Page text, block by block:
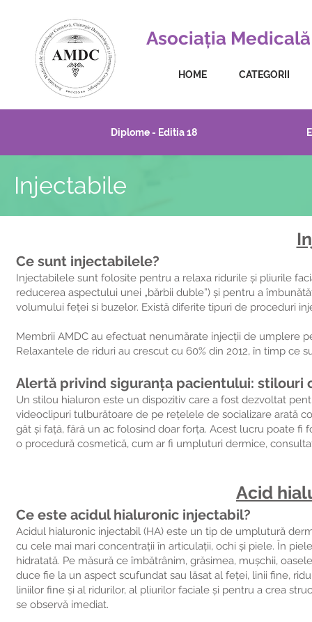
Asociația
HOME CATEGORII
Diplome - Editia 18
Injectabile
Ce sunt injectabilele?
Injectabilele sunt folosite pentru a relaxa ridurile și pliurile
reducerea aspectului unei „bărbii duble”) și pentru a
volumului feței si buzelor. Există diferite tipuri de proceduri
Membrii AMDC au efectuat nenumărate injecții de umplere
Relaxantele de riduri au crescut cu 60% din 2012, în timp ce
Alertă privind siguranța pacientului: stilouri
Un stilou hialuron este un dispozitiv care a fost dezvoltat
videoclipuri tulburătoare de pe rețelele de socializare arată
gât și față, fără un ac folosind doar forța. Acest lucru poate
o procedură cosmetică, cum ar fi umpluturi dermice,
Acid
Ce este acidul hialuronic injectabil?
Acidul hialuronic injectabil (HA) este un tip de umplutură
cu cele mai mari concentrații în articulații, ochi și piele. În
hidratată. Pe măsură ce îmbătrânim, grăsimea, mușchii,
duce fie la un aspect scufundat sau lăsat al feței, linii fine,
liniilor fine și al ridurilor, al pliurilor faciale și pentru a crea
se observă imediat.